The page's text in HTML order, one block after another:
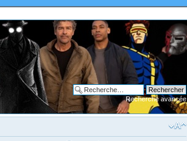
Recherche avancée